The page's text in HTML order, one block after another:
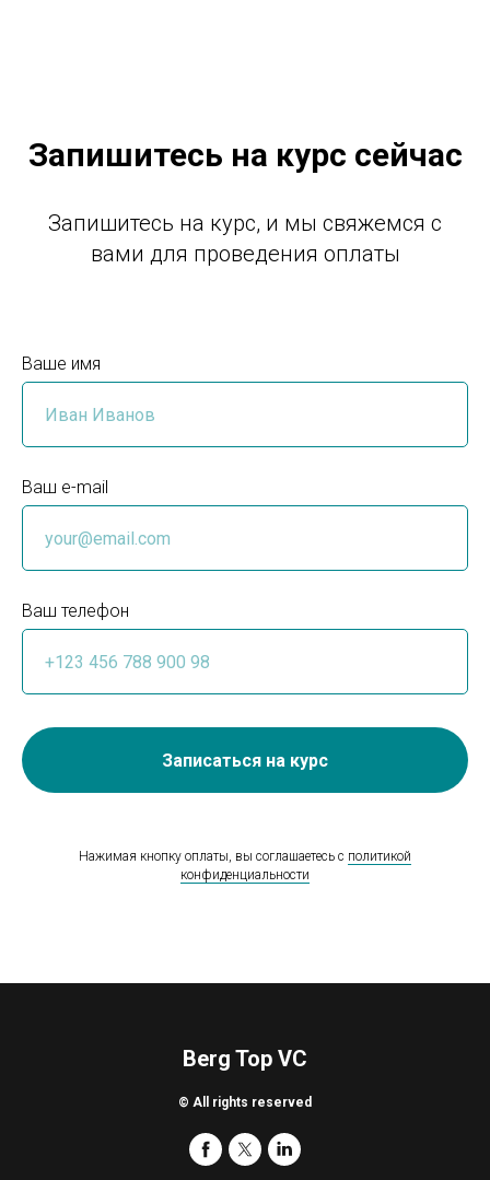
Запишитесь на курс сейчас
Запишитесь на курс, и мы свяжемся с
вами для проведения оплаты
Ваше имя
Ваш e-mail
Ваш телефон
Записаться на курс
Нажимая кнопку оплаты, вы соглашаетесь с политикой
конфиденциальности
Berg Top VC
© All rights reserved